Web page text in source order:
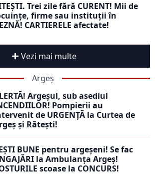
Trei zile fără CURENT! Mii de
firme sau instituții în
CARTIERELE afectate!
Vezi mai multe
Argeș
Argeșul, sub asediul
Pompierii au
de URGENȚĂ la Curtea de
și Rătești!
BUNE pentru argeșeni! Se fac
la Ambulanța Argeș!
scoase la CONCURS!